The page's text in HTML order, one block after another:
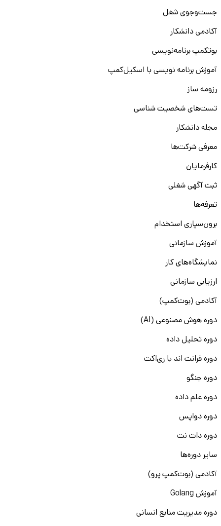
جست‌و‌جوی شغل
آکادمی دانشکار
بوتکمپ برنامه‌نویسی
آموزش برنامه نویسی با اسکیل‌کمپ
رزومه ساز
تست‌های شخصیت شناسی
مجله دانشکار
معرفی شرکت‌ها
کارفرمایان
ثبت آگهی شغلی
تعرفه‌ها
برون‌سپاری استخدام
آموزش سازمانی
نمایشگاه‌های کار
ارزیابی سازمانی
آکادمی (بوت‌کمپ)
دوره هوش مصنوعی (AI)
دوره تحلیل داده
دوره فرانت اند با ری‌اکت
دوره جنگو
دوره علم داده
دوره دواپس
دوره دات نت
سایر دوره‌ها
آکادمی (بوت‌کمپ پرو)
آموزش Golang
دوره مدیریت منابع انسانی